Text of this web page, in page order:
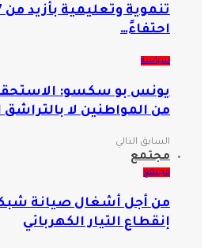
احتفاءً…
سياسة
يونس بو سكسو:
من المواطنين لا
السابق التالي
مجتمع
مجتمع
من أجل أشغال صيانة
إنقطاع التيار الكهربائي